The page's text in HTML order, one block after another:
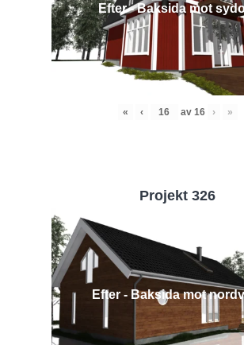
Efter - Baksida mot
« ‹ av 16 › »
Projekt 326
Efter - Baksida mot